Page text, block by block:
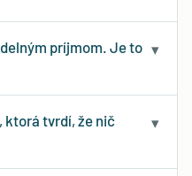
príjmom. Je to ▾
ktorá tvrdí, že nič
▾